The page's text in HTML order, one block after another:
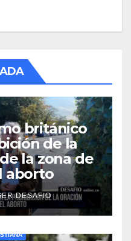
británico
de la
la zona de
aborto